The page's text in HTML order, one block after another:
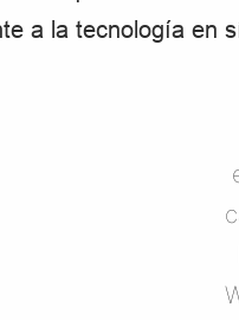
a la tecnología en